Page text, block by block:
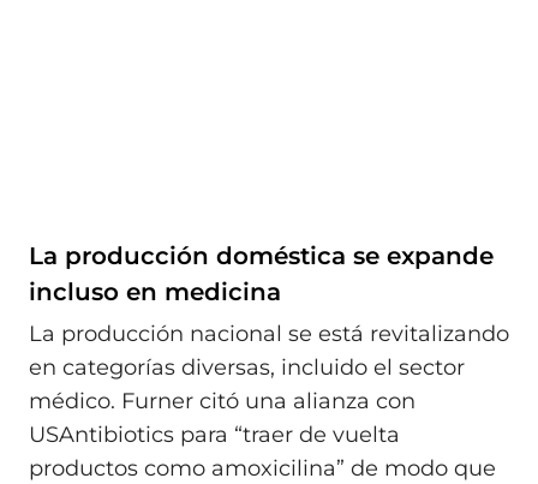
La producción doméstica se expande
incluso en medicina
La producción nacional se está revitalizando
en categorías diversas, incluido el sector
médico. Furner citó una alianza con
USAntibiotics para “traer de vuelta
productos como amoxicilina” de modo que